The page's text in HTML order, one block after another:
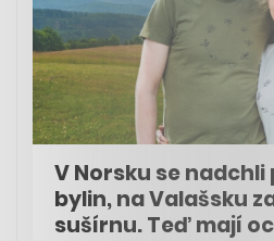
V Norsku se
bylin, na Valašsku
sušírnu. Teď mají